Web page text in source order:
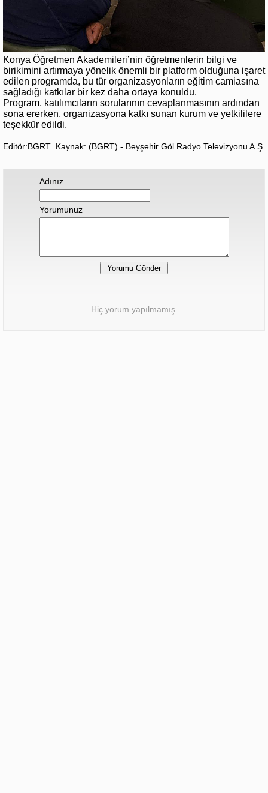
Konya Öğretmen Akademileri’nin öğretmenlerin bilgi ve
birikimini artırmaya yönelik önemli bir platform olduğuna işaret
edilen programda, bu tür organizasyonların eğitim camiasına
sağladığı katkılar bir kez daha ortaya konuldu.
Program, katılımcıların sorularının cevaplanmasının ardından
sona ererken, organizasyona katkı sunan kurum ve yetkililere
teşekkür edildi.
Editör:BGRT Kaynak: (BGRT) - Beyşehir Göl Radyo Televizyonu A.Ş.
Adınız
Yorumunuz
Hiç yorum yapılmamış.